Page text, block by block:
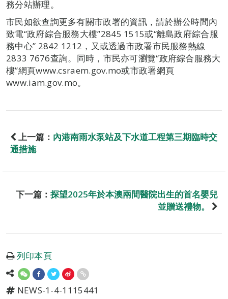
務分站辦理。
市民如欲查詢更多有關市政署的資訊，請於辦公時間內
致電“政府綜合服務大樓”2845 1515或“離島政府綜合服
務中心” 2842 1212，又或透過市政署市民服務熱線
2833 7676查詢。同時，市民亦可瀏覽“政府綜合服務大
樓”網頁www.csraem.gov.mo或市政署網頁
www.iam.gov.mo。
上一篇： 內港南雨水泵站及下水道工程第三期臨時交
通措施
下一篇： 探望2025年於本澳兩間醫院出生的首名嬰兒
並贈送禮物。
列印本頁
NEWS-1-4-1115441